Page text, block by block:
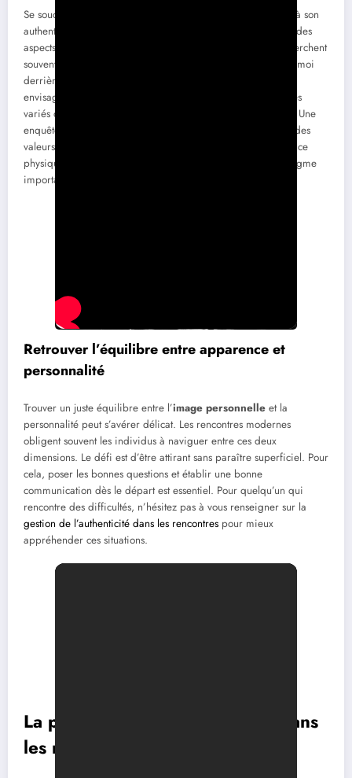
Se soucier de son apparence ne doit pas signifier renoncer à son
authenticité. Être soi-même et rester fidèle à ses valeurs sont des
aspects fondamentaux dans une rencontre. Les personnes cherchent
souvent des connexions profondes, et masquer son véritable moi
derrière un façonnement extérieur peut nuire à la connexion
envisagée. Ce désir d’authenticité renvoie aussi à des critères
variés que les jeunes générations d’aujourd’hui recherchent. Une
enquête récente a révélé que les jeunes adultes privilégient des
valeurs telles que la loyauté et le respect plutôt que l’apparence
physique elle-même, ce qui serait un changement de paradigme
important.
Retrouver l’équilibre entre apparence et
personnalité
Trouver un juste équilibre entre l’image personnelle et la
personnalité peut s’avérer délicat. Les rencontres modernes
obligent souvent les individus à naviguer entre ces deux
dimensions. Le défi est d’être attirant sans paraître superficiel. Pour
cela, poser les bonnes questions et établir une bonne
communication dès le départ est essentiel. Pour quelqu’un qui
rencontre des difficultés, n’hésitez pas à vous renseigner sur la
gestion de l’authenticité dans les rencontres pour mieux
appréhender ces situations.
La psychologie de l’apparence dans
les rencontres